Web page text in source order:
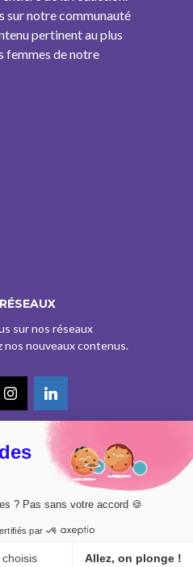
sur notre communauté
pertinent au plus
femmes de notre
sur nos réseaux
nos nouveaux contenus.
DE PRESSE EN LIGNE PAR LA
93934 (IPG ART.39BISA CGI)
CONFIDENTIALITÉ
? Pas sans votre accord 🍪
par
choisis Allez, on plonge !